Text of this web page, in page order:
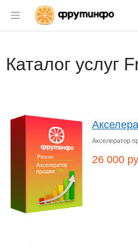
Раздел навигации
Каталог услуг
Акселератор
26 000